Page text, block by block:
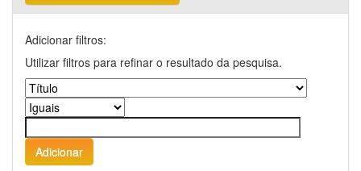
Adicionar filtros:
Utilizar filtros para refinar o resultado da pesquisa.